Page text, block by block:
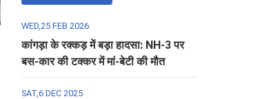
WED,25 FEB 2026
कांगड़ा के रक्कड़ में बड़ा हादसा: NH-3 पर
बस-कार की टक्कर में मां-बेटी की मौत
SAT,6 DEC 2025